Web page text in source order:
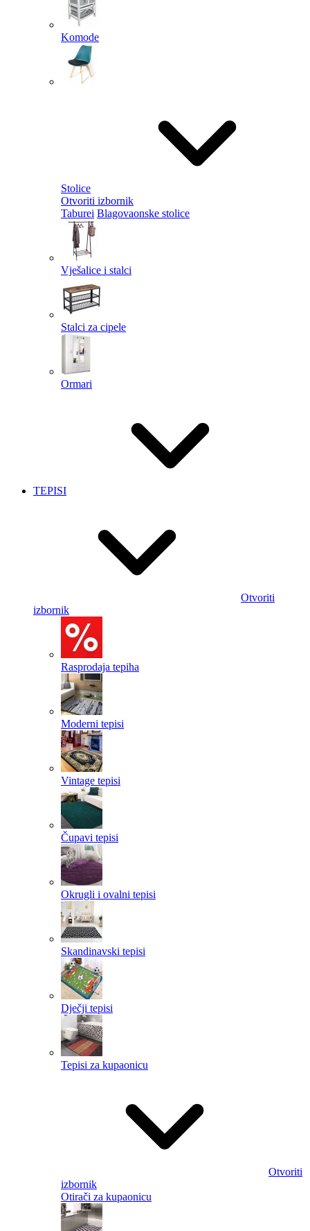
Komode
Stolice
Otvoriti izbornik
Taburei Blagovaonske stolice
Vješalice i stalci
Stalci za cipele
Ormari
TEPISI
Otvoriti
izbornik
Rasprodaja tepiha
Moderni tepisi
Vintage tepisi
Čupavi tepisi
Okrugli i ovalni tepisi
Skandinavski tepisi
Dječji tepisi
Tepisi za kupaonicu
Otvoriti
izbornik
Otirači za kupaonicu